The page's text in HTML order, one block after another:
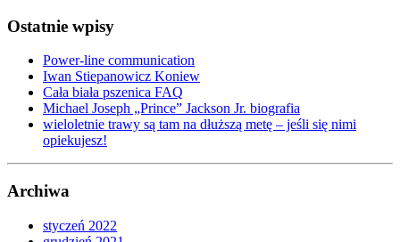
Ostatnie wpisy
Power-line communication
Iwan Stiepanowicz Koniew
Cała biała pszenica FAQ
Michael Joseph „Prince” Jackson Jr. biografia
wieloletnie trawy są tam na dłuższą metę – jeśli się nimi
opiekujesz!
Archiwa
styczeń 2022